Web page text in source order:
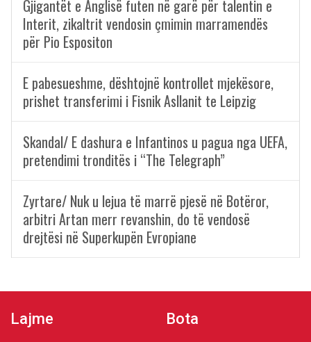
Gjigantët e Anglisë futen në garë për talentin e
Interit, zikaltrit vendosin çmimin marramendës
për Pio Espositon
E pabesueshme, dështojnë kontrollet mjekësore,
prishet transferimi i Fisnik Asllanit te Leipzig
Skandal/ E dashura e Infantinos u pagua nga UEFA,
pretendimi tronditës i “The Telegraph”
Zyrtare/ Nuk u lejua të marrë pjesë në Botëror,
arbitri Artan merr revanshin, do të vendosë
drejtësi në Superkupën Evropiane
Lajme Bota